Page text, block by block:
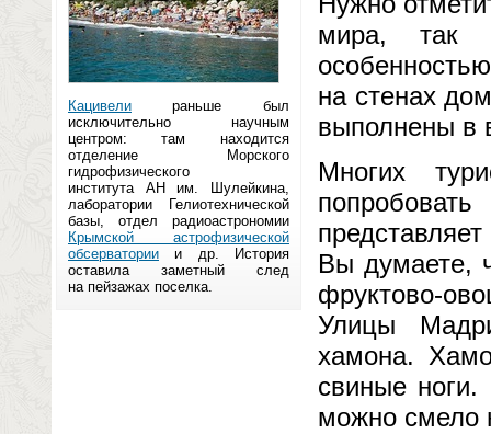
Кацивели раньше был
исключительно научным
центром: там находится
отделение Морского
гидрофизического
института АН им. Шулейкина,
лаборатории Гелиотехнической
базы, отдел радиоастрономии
Крымской астрофизической
обсерватории и др. История
оставила заметный след
на пейзажах поселка.
мира, так
на стенах
выполнены в
Многих
Вы думаете,
фруктово-
Улицы
хамона.
свиные
можно смело